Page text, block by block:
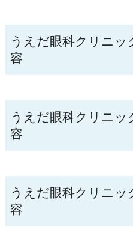
うえだ眼科クリニッ
容
うえだ眼科クリニッ
容
うえだ眼科クリニッ
容